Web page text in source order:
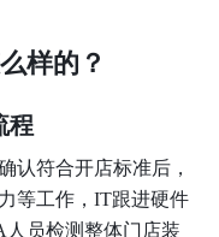
样的？
程
认符合开店标准后，
等工作，IT跟进硬件
员检测整体门店装